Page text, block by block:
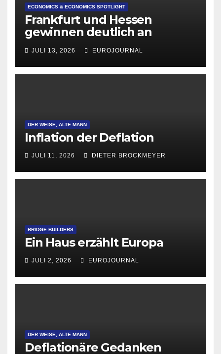
ECONOMICS & ECONOMICS SPOTLIGHT
Frankfurt und Hessen
gewinnen deutlich an
Attraktivität für Startup-
Gründungen
JULI 13, 2026 EUROJOURNAL
DER WEISE, ALTE MANN
Inflation der Deflation
JULI 11, 2026 DIETER BROCKMEYER
BRIDGE BUILDERS
Ein Haus erzählt Europa
JULI 2, 2026 EUROJOURNAL
DER WEISE, ALTE MANN
Deflationäre Gedanken